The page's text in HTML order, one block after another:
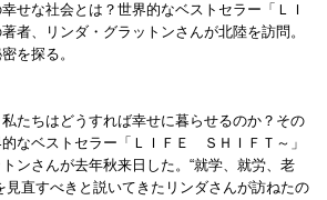
せな社会とは？世界的なベストセラー「ＬＩ
者、リンダ・グラットンさんが北陸を訪問。
を探る。
私たちはどうすれば幸せに暮らせるのか？その
なベストセラー「ＬＩＦＥ ＳＨＩＦＴ～」
ンさんが去年秋来日した。“就学、就労、老
直すべきと説いてきたリンダさんが訪ねたの